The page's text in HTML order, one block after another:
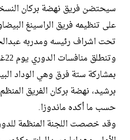
على تنظيمه فريق الراسينغ
تحت اشراف رئيسه ومدربه
بمشاركة ستة فرق وهي الوداد
برشيد، نهضة بركان الفريق
حسب ما أكده ماندوزا.
وقد خصصت اللجنة المنظمة